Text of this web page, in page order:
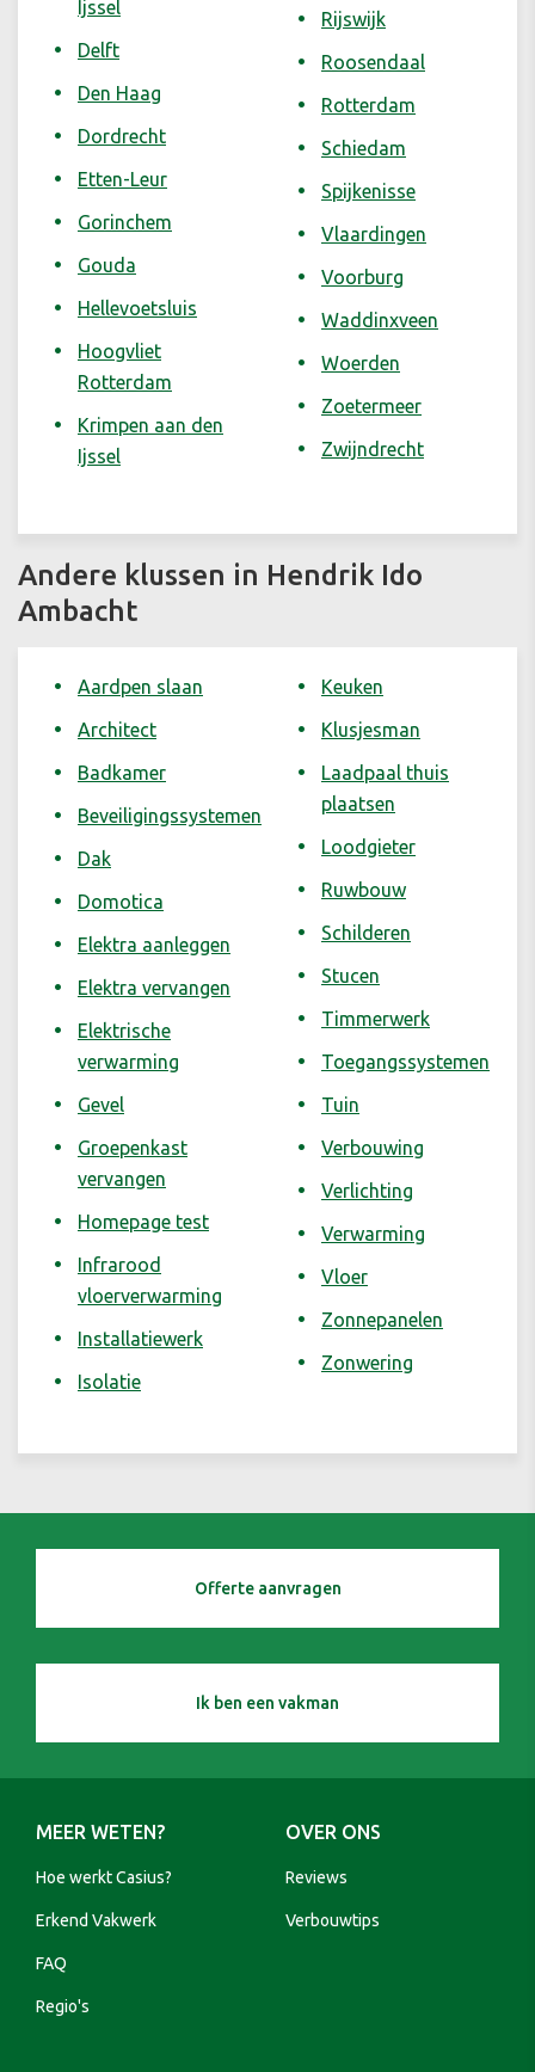
Ijssel
Delft
Den Haag
Dordrecht
Etten-Leur
Gorinchem
Gouda
Hellevoetsluis
Hoogvliet
Rotterdam
Krimpen aan den
Ijssel
Rijswijk
Roosendaal
Rotterdam
Schiedam
Spijkenisse
Vlaardingen
Voorburg
Waddinxveen
Woerden
Zoetermeer
Zwijndrecht
Andere klussen in Hendrik Ido
Ambacht
Aardpen slaan
Architect
Badkamer
Beveiligingssystemen
Dak
Domotica
Elektra aanleggen
Elektra vervangen
Elektrische
verwarming
Gevel
Groepenkast
vervangen
Homepage test
Infrarood
vloerverwarming
Installatiewerk
Isolatie
Keuken
Klusjesman
Laadpaal thuis
plaatsen
Loodgieter
Ruwbouw
Schilderen
Stucen
Timmerwerk
Toegangssystemen
Tuin
Verbouwing
Verlichting
Verwarming
Vloer
Zonnepanelen
Zonwering
Offerte aanvragen
Ik ben een vakman
MEER WETEN?
Hoe werkt Casius?
Erkend Vakwerk
FAQ
Regio's
OVER ONS
Reviews
Verbouwtips